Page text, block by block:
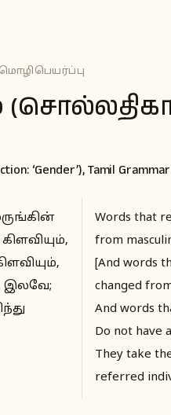
மொழிபெயர்ப்பு
‘Gender’), Tamil
இலவே;
Words that
from
[And words
changed
And words
Do not have
They take
referred